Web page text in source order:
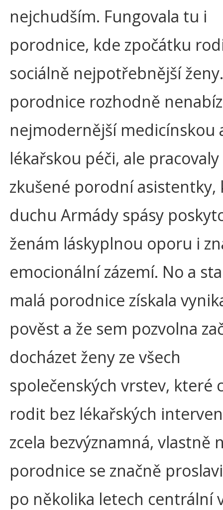
nejchudším. Fungovala tu i
porodnice, kde zpočátku
sociálně nejpotřebnější
porodnice rozhodně
nejmodernější medicínskou
lékařskou péči, ale
zkušené porodní asistentky,
duchu Armády spásy
ženám láskyplnou oporu i
emocionální zázemí. No a
malá porodnice získala
pověst a že sem pozvolna
docházet ženy ze všech
společenských vrstev, které
rodit bez lékařských
zcela bezvýznamná, vlastně
porodnice se značně
po několika letech centrální